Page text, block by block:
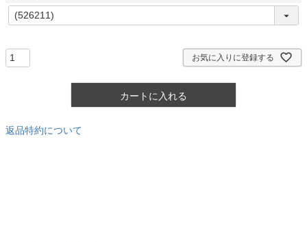
(
必
お気に入りに登録する
カートに入れる
返品特約について